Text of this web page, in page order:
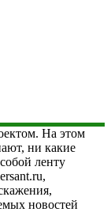
На этом
ни какие
ленту
новостей